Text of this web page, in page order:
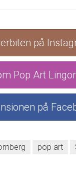
på
Pop Art
på
pop art